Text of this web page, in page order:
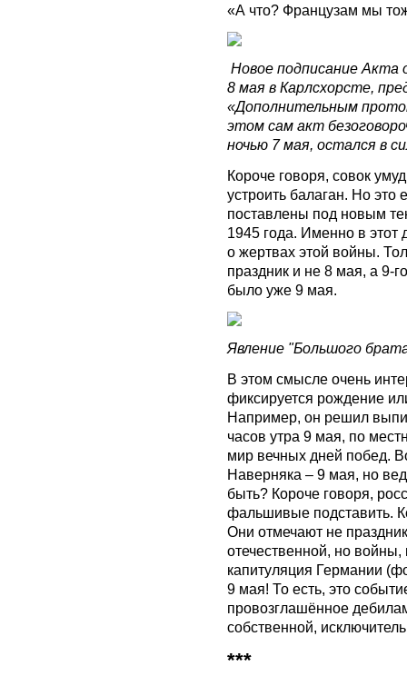
«А что? Французам мы
Новое подписание Акта
8 мая в Карлсхорсте,
«Дополнительным
этом сам акт
ночью 7 мая, остался в
Короче говоря, совок
устроить балаган. Но
поставлены под новым
1945 года. Именно в
о жертвах этой войны.
праздник и не 8 мая, а 9-
было уже 9 мая.
Явление "Большого
В этом смысле очень
фиксируется рождение
Например, он решил
часов утра 9 мая, по
мир вечных дней побед.
Наверняка – 9 мая, но
быть? Короче говоря,
фальшивые подставить.
Они отмечают не
отечественной, но войны,
капитуляция Германии
9 мая! То есть, это
провозглашённое
собственной,
***